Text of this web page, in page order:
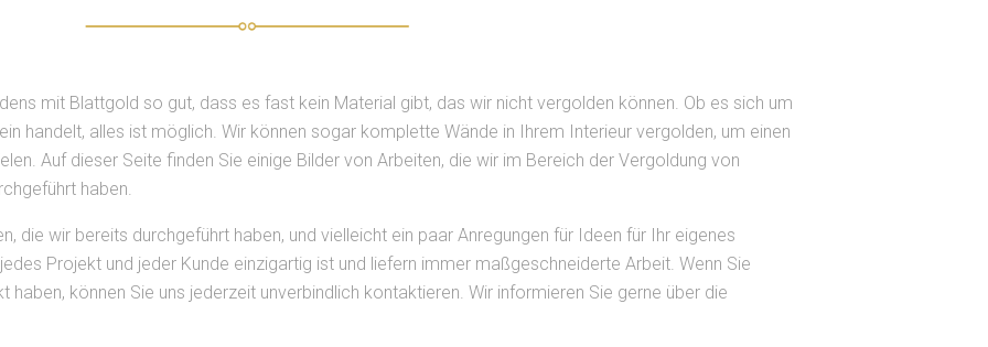
mit Blattgold so gut, dass es fast kein Material gibt, das wir nicht vergolden können. Ob es sich um
handelt, alles ist möglich. Wir können sogar komplette Wände in Ihrem Interieur vergolden, um einen
Auf dieser Seite finden Sie einige Bilder von Arbeiten, die wir im Bereich der Vergoldung von
haben.
die wir bereits durchgeführt haben, und vielleicht ein paar Anregungen für Ideen für Ihr eigenes
Projekt und jeder Kunde einzigartig ist und liefern immer maßgeschneiderte Arbeit. Wenn Sie
haben, können Sie uns jederzeit unverbindlich kontaktieren. Wir informieren Sie gerne über die